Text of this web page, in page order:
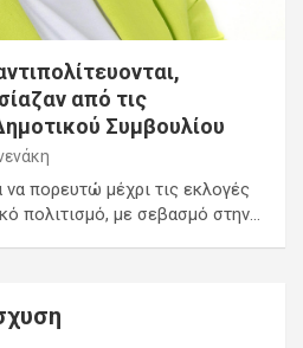
από τις
Συμβουλίου
πορευτώ μέχρι τις εκλογές
πολιτισμό, με σεβασμό στην…